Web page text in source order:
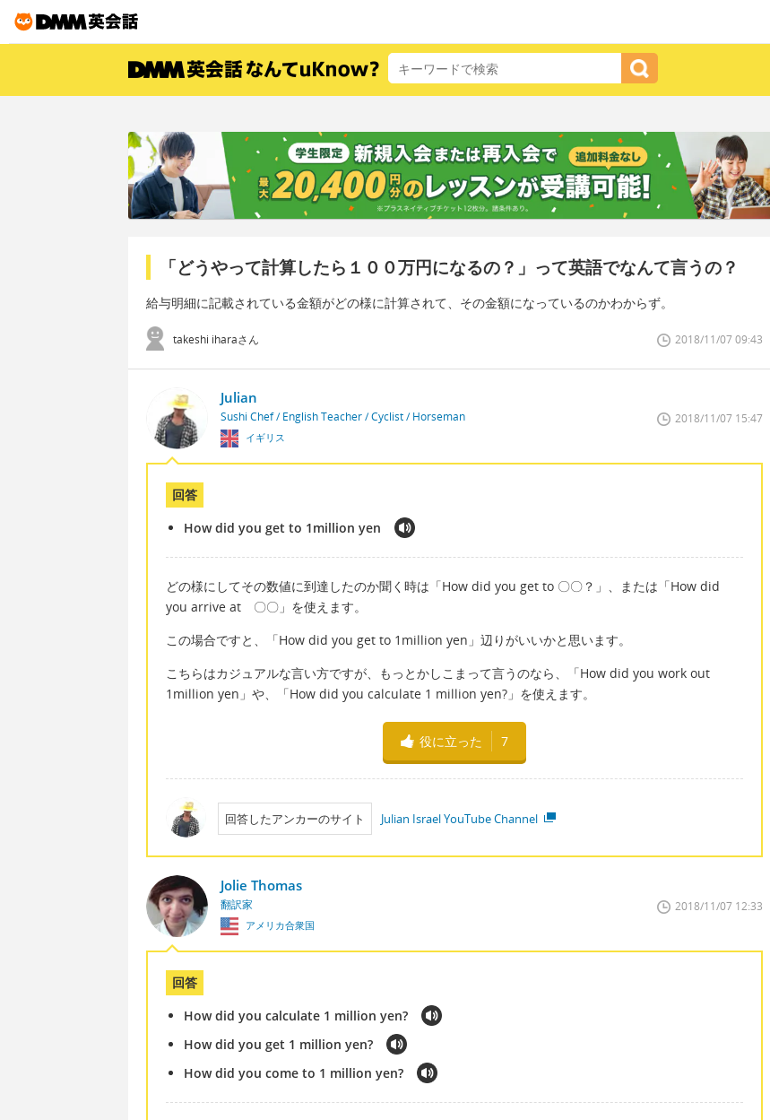
「どうやって計算したら１００万円になるの？」って英語でなんて言うの？
給与明細に記載されている金額がどの様に計算されて、その金額になっているのかわからず。
takeshi iharaさん 2018/11/07 09:43
Julian
Sushi Chef / English Teacher / Cyclist / Horseman
イギリス
2018/11/07 15:47
回答
How did you get to 1million yen
どの様にしてその数値に到達したのか聞く時は「How did you get to 〇〇？」、または「How did
you arrive at 〇〇」を使えます。
この場合ですと、「How did you get to 1million yen」辺りがいいかと思います。
こちらはカジュアルな言い方ですが、もっとかしこまって言うのなら、「How did you work out
1million yen」や、「How did you calculate 1 million yen?」を使えます。
役に立った 7
回答したアンカーのサイト Julian Israel YouTube Channel
Jolie Thomas
翻訳家
アメリカ合衆国
2018/11/07 12:33
回答
How did you calculate 1 million yen?
How did you get 1 million yen?
How did you come to 1 million yen?